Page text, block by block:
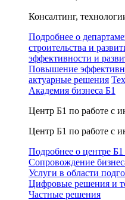
Консалтинг,
Подробнее о
строительства и
эффективности и
Повышение
актуарные решения
Академия бизнеса Б1
Центр Б1 по работе с
Центр Б1 по работе с
Подробнее о центре
Сопровождение
Услуги в области
Цифровые решения и
Частные решения